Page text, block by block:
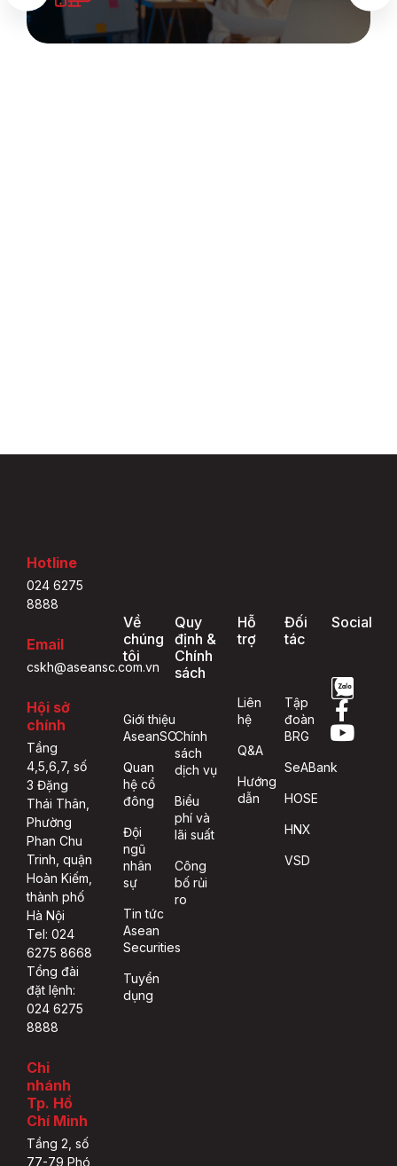
Hotline
024 6275
8888
Email
cskh@aseansc.com.vn
Hội sở
chính
Tầng
4,5,6,7, số
3 Đặng
Thái Thân,
Phường
Phan Chu
Trinh, quận
Hoàn Kiếm,
thành phố
Hà Nội
Tel: 024
6275 8668
Tổng đài
đặt lệnh:
024 6275
8888
Chi
nhánh
Tp. Hồ
Chí Minh
Tầng 2, số
77-79 Phó
Về
chúng
tôi
Giới thiệu
AseanSC
Quan
hệ cổ
đông
Đội
ngũ
nhân
sự
Tin tức
Asean
Securities
Tuyển
dụng
Quy
định &
Chính
sách
Chính
sách
dịch vụ
Biểu
phí và
lãi suất
Công
bố rủi
ro
Hỗ
trợ
Liên
hệ
Q&A
Hướng
dẫn
Đối
tác
Tập
đoàn
BRG
SeABank
HOSE
HNX
VSD
Social